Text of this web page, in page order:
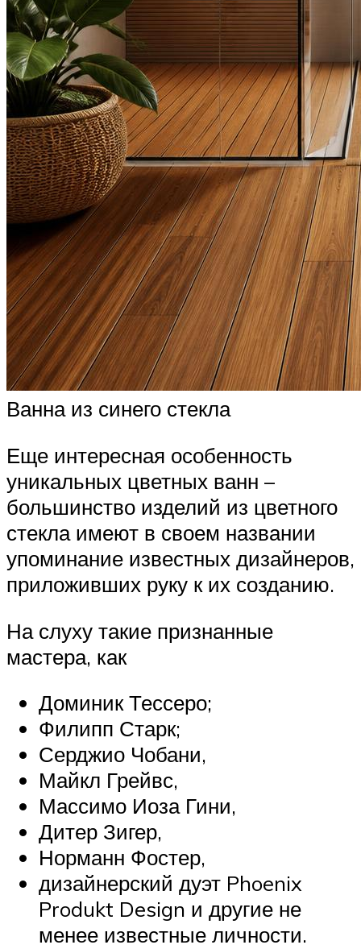
Ванна из синего стекла
Еще интересная особенность
уникальных цветных ванн –
большинство изделий из цветного
стекла имеют в своем названии
упоминание известных дизайнеров,
приложивших руку к их созданию.
На слуху такие признанные
мастера, как
Доминик Тессеро;
Филипп Старк;
Серджио Чобани,
Майкл Грейвс,
Массимо Иоза Гини,
Дитер Зигер,
Норманн Фостер,
дизайнерский дуэт Phoenix
Produkt Design и другие не
менее известные личности.